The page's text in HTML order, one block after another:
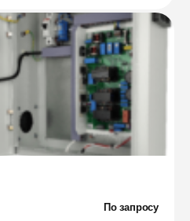
По запросу